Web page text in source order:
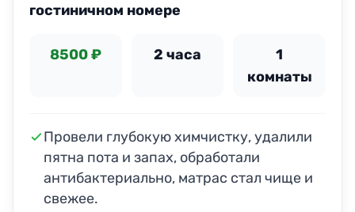
гостиничном номере
8500 ₽ 2 часа
1
комнаты
Провели глубокую химчистку, удалили
пятна пота и запах, обработали
антибактериально, матрас стал чище и
свежее.